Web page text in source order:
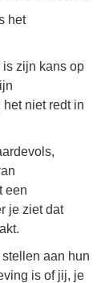
het
is zijn kans op
niet redt in
een
je ziet dat
aan hun
is of jij, je